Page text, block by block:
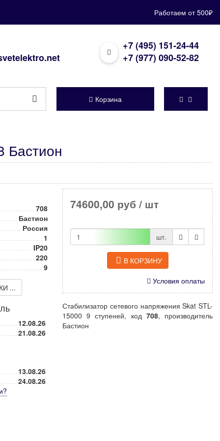
Работаем от 500₽
+7 (495) 151-24-44
+7 (977) 090-52-82
Корзина
Бастион
708
Бастион
Россия
1
IP20
220
9
...
12.08.26
21.08.26
13.08.26
24.08.26
?
74600,00 руб / шт
шт.
В КОРЗИНУ
Условия оплаты
Стабилизатор сетевого напряжения Skat STL-
15000 9 ступеней, код 708, производитель
Бастион